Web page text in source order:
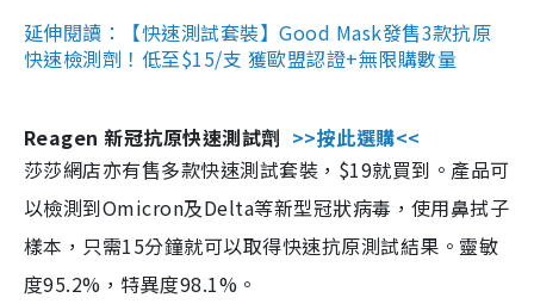
延伸閱讀：【快速測試套裝】Good Mask發售3款抗原
快速檢測劑！低至$15/支 獲歐盟認證+無限購數量
Reagen 新冠抗原快速測試劑 >>按此選購<<
莎莎網店亦有售多款快速測試套裝，$19就買到。產品可
以檢測到Omicron及Delta等新型冠狀病毒，使用鼻拭子
樣本，只需15分鐘就可以取得快速抗原測試結果。靈敏
度95.2%，特異度98.1%。